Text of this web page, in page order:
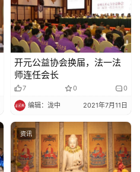
开元公益协会换届，法一法
师连任会长
7 0 0
编辑：泷中 2021年7月11日
资讯